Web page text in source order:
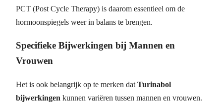
PCT (Post Cycle Therapy) is daarom essentieel om de
hormoonspiegels weer in balans te brengen.
Specifieke Bijwerkingen bij Mannen en
Vrouwen
Het is ook belangrijk op te merken dat Turinabol
bijwerkingen kunnen variëren tussen mannen en vrouwen.